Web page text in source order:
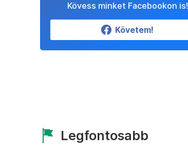
Kövess minket Facebookon is!
Követem!
Legfontosabb